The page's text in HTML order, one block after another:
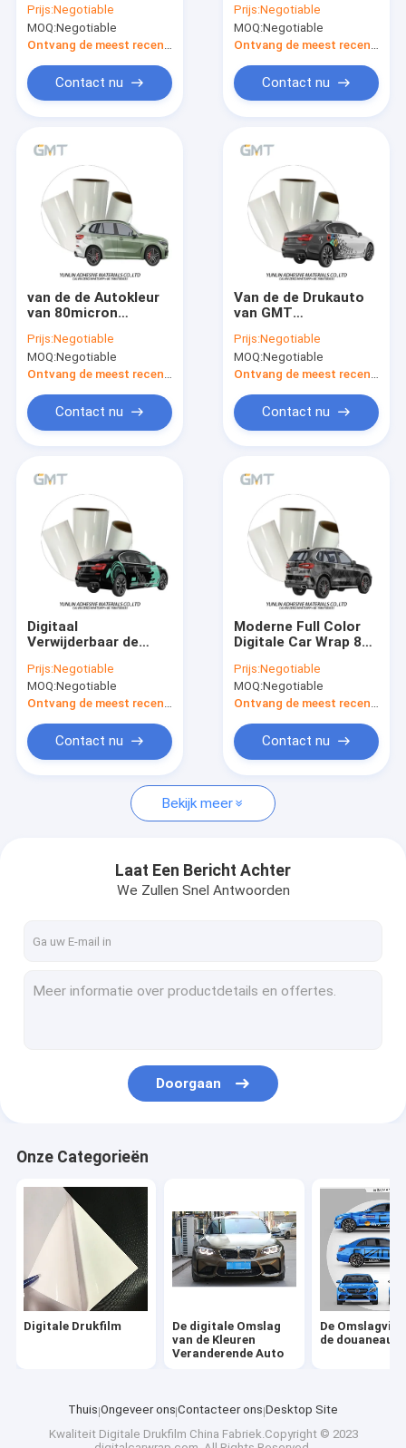
Producten
Over ons
Contacteer ons
De digitale Omslag van de Kleuren Veranderende Auto
De Omslagvinyl van de douaneauto
TPU-de Beschermingsfilm van de Autoverf
Auto Vinylsticker
Het Broodje van de lamineringsfilm
verwijderbare
autoprint
Prijs:Negotiable
MOQ:Negotiable
Ontvang de meest recente Prijs
Contact nu
Monomeric Polymere
Verwijderbare
Autofilm veranderen
Prijs:Negotiable
MOQ:Negotiable
Ontvang de meest recente Prijs
Contact nu
van de de Autokleur
van 80micron
van het de Filmweer
Veranderende
Bestand
Prijs:Negotiable
MOQ:Negotiable
Ontvang de meest recente Prijs
Contact nu
Van de de Drukauto
van GMT
Digitale de
Omslagsgs Kleur die
Automobiel Vinyl
Prijs:Negotiable
MOQ:Negotiable
Ontvang de meest recente Prijs
Contact nu
Digitaal
Verwijderbaar de
Monomeric Polymeer
Gegoten pvc van de
Autoomslag
Prijs:Negotiable
MOQ:Negotiable
Ontvang de meest recente Prijs
Contact nu
Moderne Full Color
Digitale Car Wrap 80
Dikte
Prijs:Negotiable
MOQ:Negotiable
Ontvang de meest recente Prijs
Contact nu
Bekijk meer
Laat Een Bericht Achter
We Zullen Snel Antwoorden
Doorgaan
Onze Categorieën
Digitale Drukfilm
De digitale Omslag
van de Kleuren
Veranderende Auto
De
de douaneauto
Thuis Ongeveer ons Contacteer ons Desktop Site
Kwaliteit Digitale Drukfilm China Fabriek.Copyright © 2023